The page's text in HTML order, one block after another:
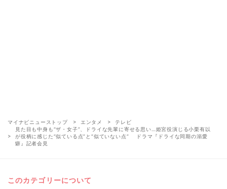
マイナビニューストップ エンタメ
テレビ
見た目も中身も“ザ・女子”、ドライな先輩に寄せる思い…姫宮役演じる小栗有以
が役柄に感じた“似ている点”と“似ていない点” ドラマ『ドライな同期の溺愛
癖』記者会見
このカテゴリーについて